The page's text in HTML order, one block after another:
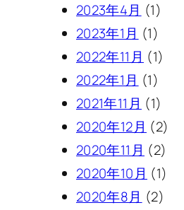
2023年4月 (1)
2023年1月 (1)
2022年11月 (1)
2022年1月 (1)
2021年11月 (1)
2020年12月 (2)
2020年11月 (2)
2020年10月 (1)
2020年8月 (2)